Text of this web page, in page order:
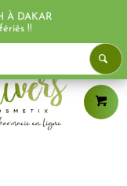
À DAKAR
!!